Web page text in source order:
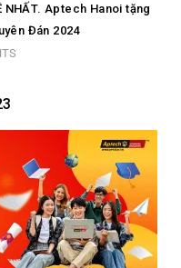
NHẤT. Aptech Hanoi tặng
Đán 2024